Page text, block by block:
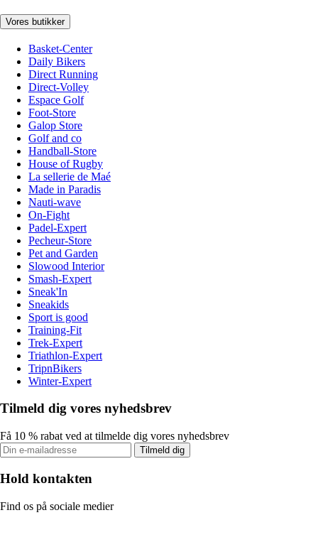
Vores butikker
Basket-Center
Daily Bikers
Direct Running
Direct-Volley
Espace Golf
Foot-Store
Galop Store
Golf and co
Handball-Store
House of Rugby
La sellerie de Maé
Made in Paradis
Nauti-wave
On-Fight
Padel-Expert
Pecheur-Store
Pet and Garden
Slowood Interior
Smash-Expert
Sneak'In
Sneakids
Sport is good
Training-Fit
Trek-Expert
Triathlon-Expert
TripnBikers
Winter-Expert
Tilmeld dig vores nyhedsbrev
Få 10 % rabat ved at tilmelde dig vores nyhedsbrev
Tilmeld dig
Hold kontakten
Find os på sociale medier